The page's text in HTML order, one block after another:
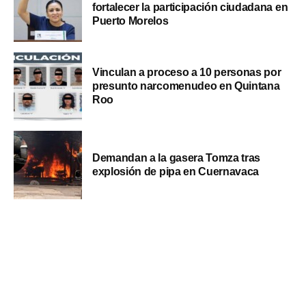
fortalecer la participación ciudadana en
Puerto Morelos
Vinculan a proceso a 10 personas por
presunto narcomenudeo en Quintana
Roo
Demandan a la gasera Tomza tras
explosión de pipa en Cuernavaca